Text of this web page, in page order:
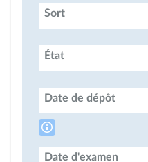
Sort
État
Date de dépôt
Date d'examen